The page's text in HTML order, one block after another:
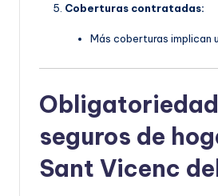
Coberturas contratadas:
Más coberturas implican
seguros de
Sant Vicenc